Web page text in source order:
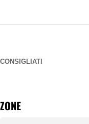
CONSIGLIATI
ZONE